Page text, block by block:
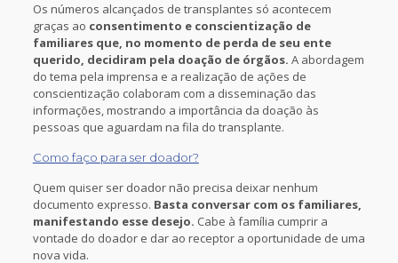
Os números alcançados de transplantes só acontecem
graças ao consentimento e conscientização de
familiares que, no momento de perda de seu ente
querido, decidiram pela doação de órgãos. A abordagem
do tema pela imprensa e a realização de ações de
conscientização colaboram com a disseminação das
informações, mostrando a importância da doação às
pessoas que aguardam na fila do transplante.
Como faço para ser doador?
Quem quiser ser doador não precisa deixar nenhum
documento expresso. Basta conversar com os familiares,
manifestando esse desejo. Cabe à família cumprir a
vontade do doador e dar ao receptor a oportunidade de uma
nova vida.